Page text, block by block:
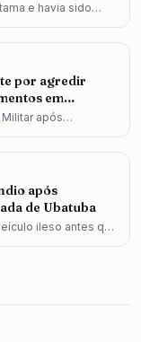
e havia sido
por agredir
em
após
após
de Ubatuba
ileso antes que